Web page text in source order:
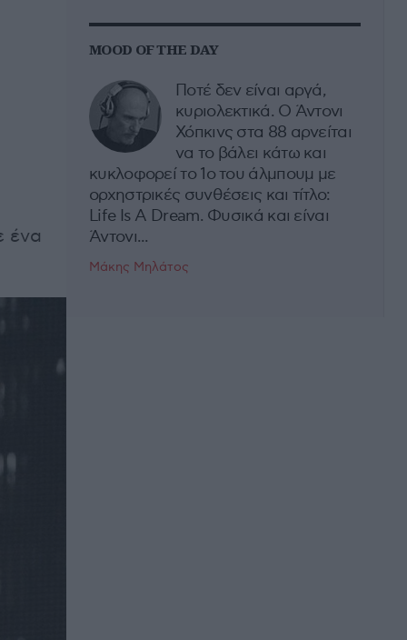
ένα
MOOD OF THE DAY
Ποτέ δεν είναι αργά,
κυριολεκτικά. Ο Άντονι
Χόπκινς στα 88 αρνείται
να το βάλει κάτω και
κυκλοφορεί το 1ο του άλμπουμ με
ορχηστρικές συνθέσεις και τίτλο:
Life Is A Dream. Φυσικά και είναι
Άντονι...
Μάκης Μηλάτος